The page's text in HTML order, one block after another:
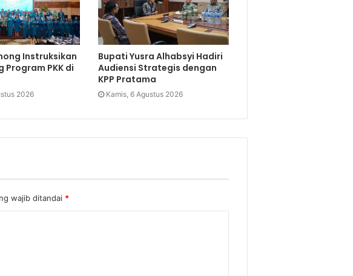
Instruksikan
Program PKK di
2026
Bupati Yusra Alhabsyi Hadiri
Audiensi Strategis dengan
KPP Pratama
Kamis, 6 Agustus 2026
wajib ditandai *